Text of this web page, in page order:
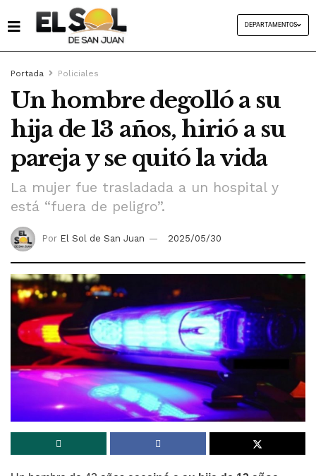
DEPARTAMENTOS
Portada Policiales
Un hombre degolló a su
hija de 13 años, hirió a su
pareja y se quitó la vida
La mujer fue trasladada a un hospital y
está “fuera de peligro”.
Por El Sol de San Juan 2025/05/30